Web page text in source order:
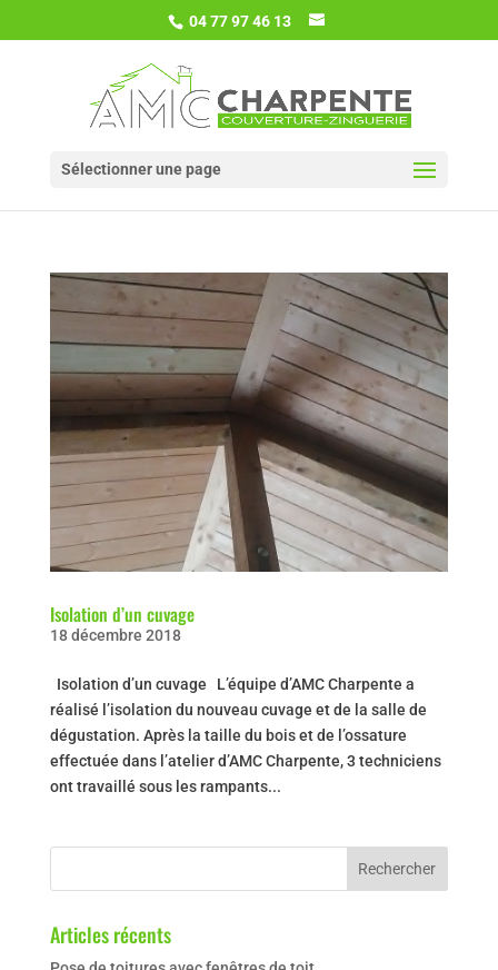
04 77 97 46 13
Sélectionner une page
Isolation d’un cuvage
18 décembre 2018
Isolation d’un cuvage L’équipe d’AMC Charpente a
réalisé l’isolation du nouveau cuvage et de la salle de
dégustation. Après la taille du bois et de l’ossature
effectuée dans l’atelier d’AMC Charpente, 3 techniciens
ont travaillé sous les rampants...
Articles récents